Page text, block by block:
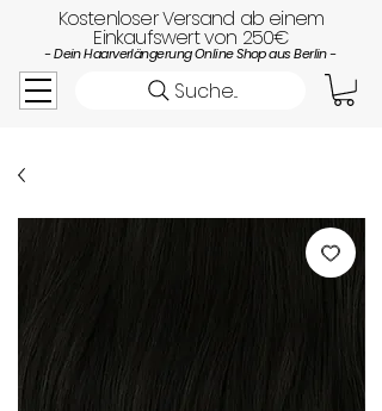
Kostenloser Versand ab einem
Einkaufswert von 250€
- Dein Haarverlängerung Online Shop aus Berlin -
Suche...